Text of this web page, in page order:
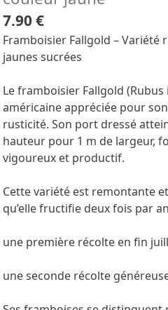
7.90 €
Framboisier Fallgold –
jaunes sucrées
Le framboisier Fallgold
américaine appréciée pour
rusticité. Son port dressé
hauteur pour 1 m de largeur,
vigoureux et productif.
Cette variété est remontante
qu’elle fructifie deux fois par
une première récolte en fin
une seconde récolte